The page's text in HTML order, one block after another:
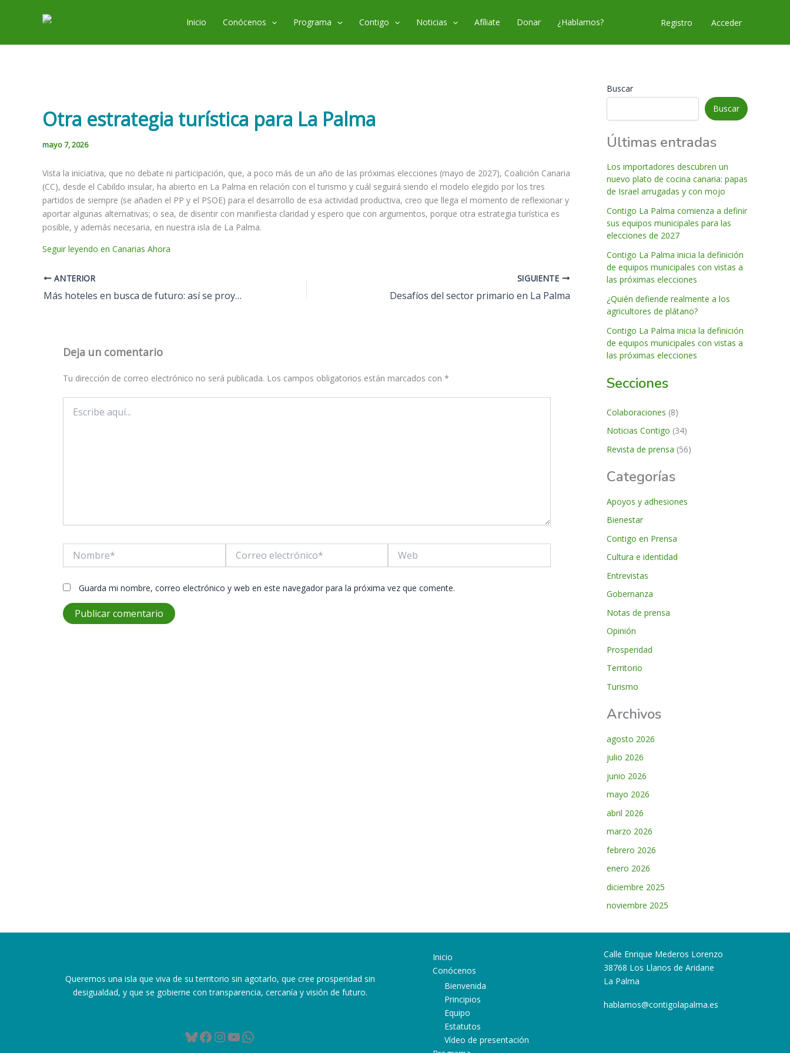
Inicio Conócenos Programa Contigo Noticias Afíliate Donar ¿Hablamos? Registro Acceder
Otra estrategia turística para La Palma
mayo 7, 2026
Vista la iniciativa, que no debate ni participación, que, a poco más de un año de las próximas elecciones (mayo de 2027), Coalición Canaria
(CC), desde el Cabildo insular, ha abierto en La Palma en relación con el turismo y cuál seguirá siendo el modelo elegido por los tres
partidos de siempre (se añaden el PP y el PSOE) para el desarrollo de esa actividad productiva, creo que llega el momento de reflexionar y
aportar algunas alternativas; o sea, de disentir con manifiesta claridad y espero que con argumentos, porque otra estrategia turística es
posible, y además necesaria, en nuestra isla de La Palma.
Seguir leyendo en Canarias Ahora
ANTERIOR
Más hoteles en busca de futuro: así se proyecta la nueva costa oeste de La Palma, en Puerto Naos
SIGUIENTE
Desafíos del sector primario en La Palma
Deja un comentario
Tu dirección de correo electrónico no será publicada. Los campos obligatorios están marcados con *
aquí...
electrónico*
Guarda mi nombre, correo electrónico y web en este navegador para la próxima vez que comente.
Buscar
Buscar
Últimas entradas
Los importadores descubren un
nuevo plato de cocina canaria: papas
de Israel arrugadas y con mojo
Contigo La Palma comienza a definir
sus equipos municipales para las
elecciones de 2027
Contigo La Palma inicia la definición
de equipos municipales con vistas a
las próximas elecciones
¿Quién defiende realmente a los
agricultores de plátano?
Contigo La Palma inicia la definición
de equipos municipales con vistas a
las próximas elecciones
Secciones
Colaboraciones (8)
Noticias Contigo (34)
Revista de prensa (56)
Categorías
Apoyos y adhesiones
Bienestar
Contigo en Prensa
Cultura e identidad
Entrevistas
Gobernanza
Notas de prensa
Opinión
Prosperidad
Territorio
Turismo
Archivos
agosto 2026
julio 2026
junio 2026
mayo 2026
abril 2026
marzo 2026
febrero 2026
enero 2026
diciembre 2025
noviembre 2025
Queremos una isla que viva de su territorio sin agotarlo, que cree prosperidad sin
desigualdad, y que se gobierne con transparencia, cercanía y visión de futuro.
Bluesky
Facebook
Instagram
YouTube
WhatsApp
Inicio
Conócenos
Bienvenida
Principios
Equipo
Estatutos
Vídeo de presentación
Calle Enrique Mederos Lorenzo
38768 Los Llanos de Aridane
La Palma
hablamos@contigolapalma.es